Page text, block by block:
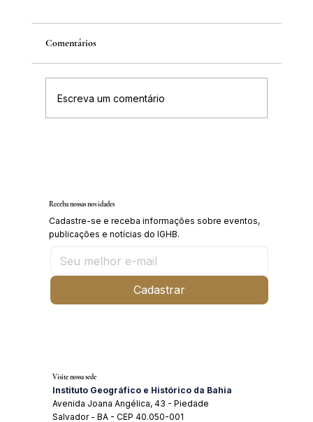
Comentários
Escreva um comentário
Receba nossas novidades
Cadastre-se e receba informações sobre eventos,
publicações e notícias do IGHB.
Cadastrar
Visite nossa sede
Instituto Geográfico e Histórico da Bahia
Avenida Joana Angélica, 43 - Piedade
Salvador - BA - CEP 40.050-001